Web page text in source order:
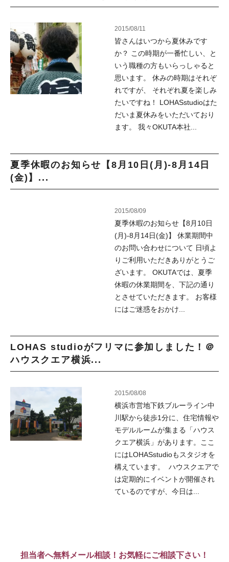
2015/08/11
皆さんはいつから夏休みです
か？ この時期が一番忙しい、と
いう職種の方もいらっしゃると
思います。 休みの時期はそれぞ
れですが、 それぞれ夏を楽しみ
たいですね！ LOHASstudioはた
だいま夏休みをいただいており
ます。 我々OKUTA本社...
夏季休暇のお知らせ【8月10日(月)-8月14日
(金)】...
2015/08/09
夏季休暇のお知らせ【8月10日
(月)-8月14日(金)】 休業期間中
のお問い合わせについて 日頃よ
りご利用いただきありがとうご
ざいます。 OKUTAでは、夏季
休暇の休業期間を、下記の通り
とさせていただきます。 お客様
にはご迷惑をおかけ...
LOHAS studioがフリマに参加しました！＠
ハウスクエア横浜...
2015/08/08
横浜市営地下鉄ブルーライン中
川駅から徒歩1分に、住宅情報や
モデルルームが集まる「ハウス
クエア横浜」があります。ここ
にはLOHASstudioもスタジオを
構えています。 ハウスクエアで
は定期的にイベントが開催され
ているのですが、今日は...
担当者へ無料メール相談！お気軽にご相談下さい！